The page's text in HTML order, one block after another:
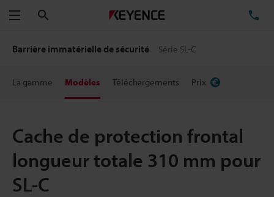
Menu
Barrière immatérielle de sécurité Série SL-C
La gamme Modèles Téléchargements Prix
Cache de protection frontal
longueur totale 310 mm pour
SL-C